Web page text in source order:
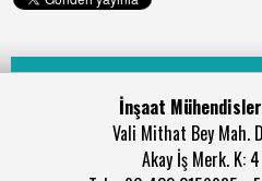
İnşaat
Vali Mithat Bey Mah.
Akay İş Merk. K: